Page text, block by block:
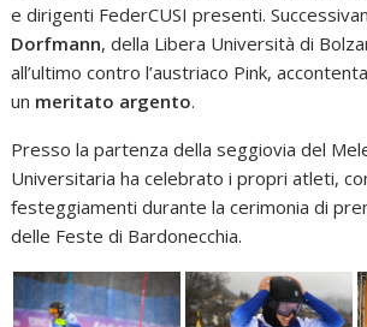
e dirigenti FederCUSI presenti.
Dorfmann, della Libera Università di
all’ultimo contro l’austriaco Pink,
un meritato argento.
Presso la partenza della seggiovia del
Universitaria ha celebrato i propri atleti,
festeggiamenti durante la cerimonia di
delle Feste di Bardonecchia.